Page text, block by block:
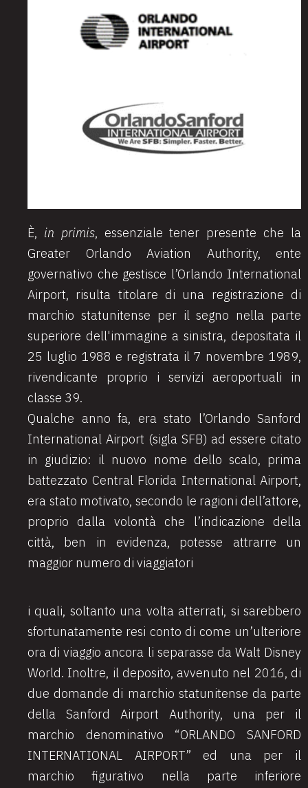
È, in primis, essenziale tener presente che la
Greater Orlando Aviation Authority, ente
governativo che gestisce l’Orlando International
Airport, risulta titolare di una registrazione di
marchio statunitense per il segno nella parte
superiore dell'immagine a sinistra, depositata il
25 luglio 1988 e registrata il 7 novembre 1989,
rivendicante proprio i servizi aeroportuali in
classe 39.
Qualche anno fa, era stato l’Orlando Sanford
International Airport (sigla SFB) ad essere citato
in giudizio: il nuovo nome dello scalo, prima
battezzato Central Florida International Airport,
era stato motivato, secondo le ragioni dell’attore,
proprio dalla volontà che l’indicazione della
città, ben in evidenza, potesse attrarre un
maggior numero di viaggiatori
i quali, soltanto una volta atterrati, si sarebbero
sfortunatamente resi conto di come un’ulteriore
ora di viaggio ancora li separasse da Walt Disney
World. Inoltre, il deposito, avvenuto nel 2016, di
due domande di marchio statunitense da parte
della Sanford Airport Authority, una per il
marchio denominativo “ORLANDO SANFORD
INTERNATIONAL AIRPORT” ed una per il
marchio figurativo nella parte inferiore